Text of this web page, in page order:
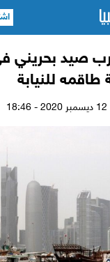
صيد بحريني
طاقمه للنيابة